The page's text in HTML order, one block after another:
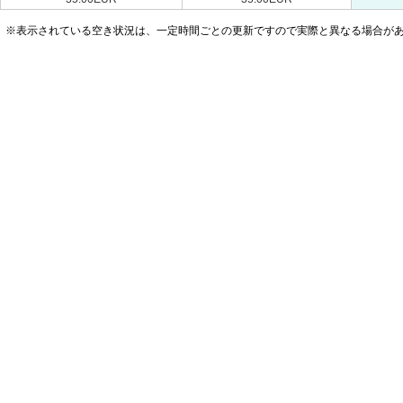
※表示されている空き状況は、一定時間ごとの更新ですので実際と異なる場合が